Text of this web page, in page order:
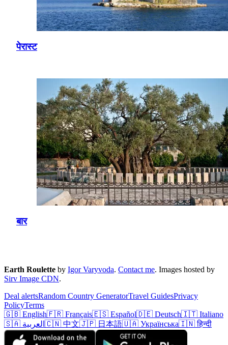
पेरास्ट
बार
Earth Roulette by Igor Varyvoda. Contact me. Images hosted by
Sirv Image CDN.
Deal alertsRandom Country GeneratorTravel GuidesPrivacy
PolicyTerms
🇬🇧 English🇫🇷 Français🇪🇸 Español🇩🇪 Deutsch🇮🇹 Italiano
🇸🇦 العربية 🇨🇳 中文🇯🇵 日本語🇺🇦 Українська🇮🇳 हिन्दी